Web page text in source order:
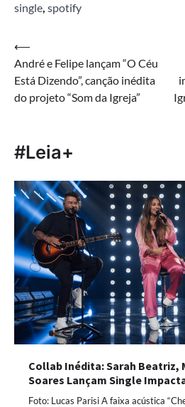
single, spotify
Navegação
de
Post
⟵
André e Felipe lançam “O Céu
Está Dizendo”, canção inédita
do projeto “Som da Igreja”
#Leia+
Collab Inédita: Sarah Beatriz,
Soares Lançam Single
Foto: Lucas Parisi A faixa acústica